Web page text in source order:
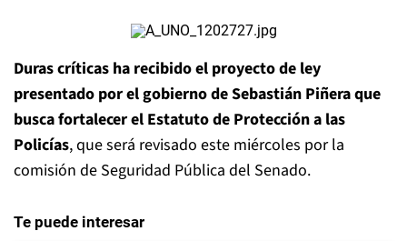
Duras críticas ha recibido el proyecto de ley
presentado por el gobierno de Sebastián Piñera que
busca fortalecer el Estatuto de Protección a las
Policías, que será revisado este miércoles por la
comisión de Seguridad Pública del Senado.
Te puede interesar